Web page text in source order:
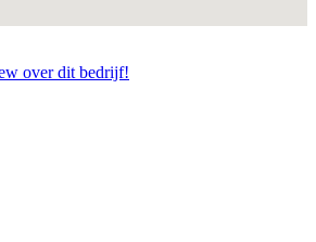
over dit bedrijf!